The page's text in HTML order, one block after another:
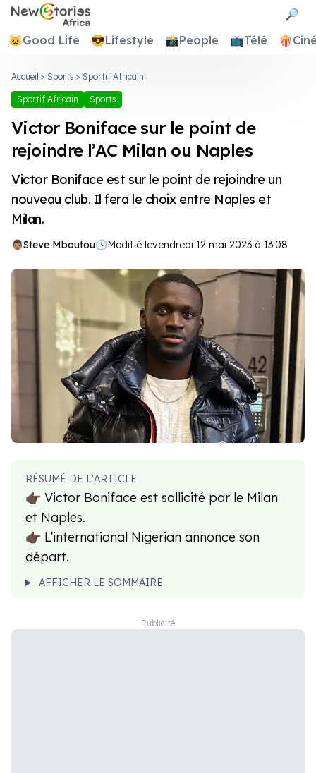
Newstories Africa
🔎
😺Good Life 😎Lifestyle 📸People 📺Télé 🍿
Accueil > Sports > Sportif Africain
Sportif Africain Sports
Victor Boniface sur le point de
rejoindre l’AC Milan ou Naples
Victor Boniface est sur le point de rejoindre un
nouveau club. Il fera le choix entre Naples et
Milan.
Steve Mboutou🕓Modifié levendredi 12 mai 2023 à 13:08
RÉSUMÉ DE L'ARTICLE
👉🏿 Victor Boniface est sollicité par le Milan
et Naples.
👉🏿 L’international Nigerian annonce son
départ.
AFFICHER LE SOMMAIRE